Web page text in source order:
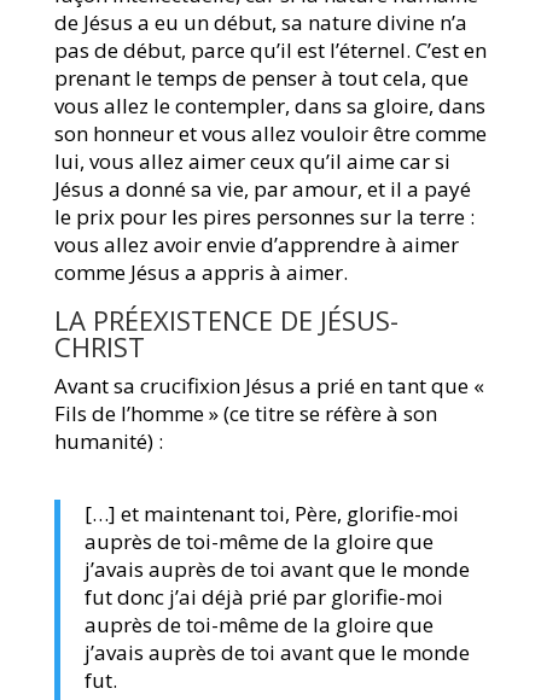
de Jésus a eu un début, sa nature divine n’a
pas de début, parce qu’il est l’éternel. C’est en
prenant le temps de penser à tout cela, que
vous allez le contempler, dans sa gloire, dans
son honneur et vous allez vouloir être comme
lui, vous allez aimer ceux qu’il aime car si
Jésus a donné sa vie, par amour, et il a payé
le prix pour les pires personnes sur la terre :
vous allez avoir envie d’apprendre à aimer
comme Jésus a appris à aimer.
LA PRÉEXISTENCE DE JÉSUS-
CHRIST
Avant sa crucifixion Jésus a prié en tant que «
Fils de l’homme » (ce titre se réfère à son
humanité) :
[…] et maintenant toi, Père, glorifie-moi
auprès de toi-même de la gloire que
j’avais auprès de toi avant que le monde
fut donc j’ai déjà prié par glorifie-moi
auprès de toi-même de la gloire que
j’avais auprès de toi avant que le monde
fut.